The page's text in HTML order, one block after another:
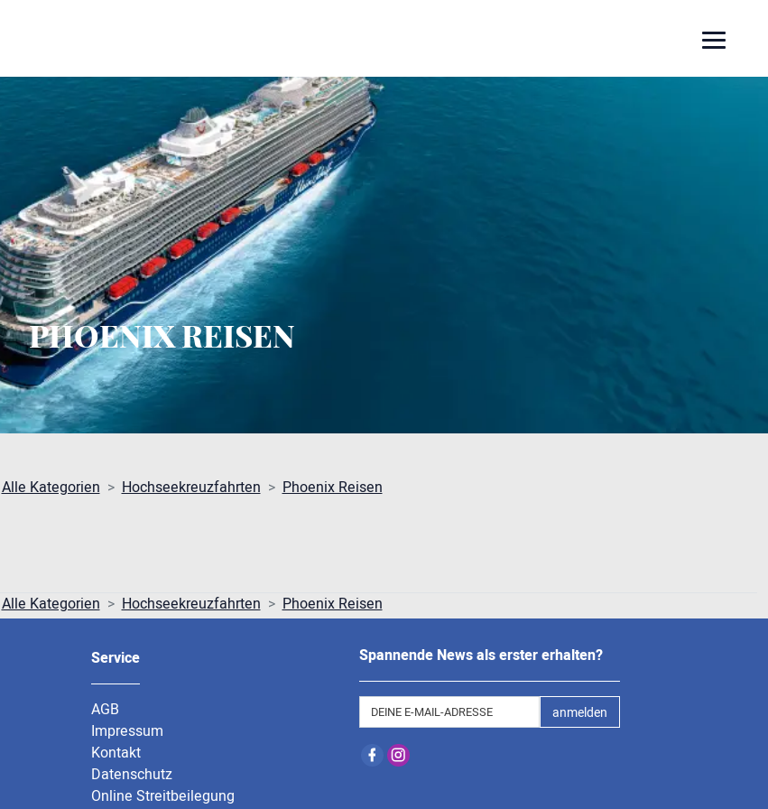
PHOENIX REISEN
Alle Kategorien Hochseekreuzfahrten Phoenix Reisen
Alle Kategorien Hochseekreuzfahrten Phoenix Reisen
Service
AGB
Impressum
Kontakt
Datenschutz
Online Streitbeilegung
Spannende News als erster erhalten?
anmelden